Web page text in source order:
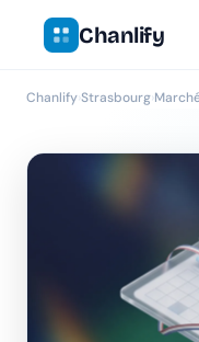
Chanlify
Chanlify›Strasbourg›